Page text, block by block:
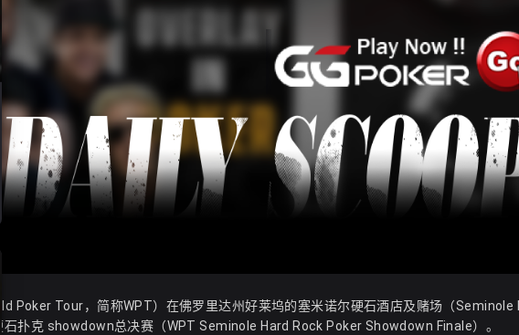
Poker Tour，简称WPT）在佛罗里达州好莱坞的塞米诺尔硬石酒店及赌场（Seminole
扑克 showdown总决赛（WPT Seminole Hard Rock Poker Showdown Finale）。